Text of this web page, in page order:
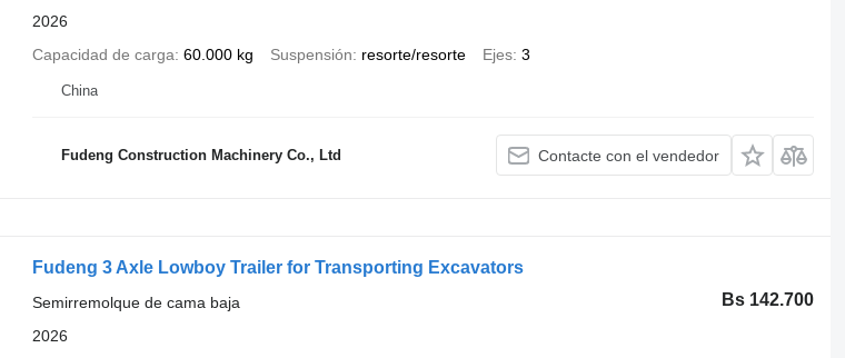
2026
Capacidad de carga 60.000 kg Suspensión resorte/resorte Ejes 3
China
Fudeng Construction Machinery Co., Ltd Contacte con el vendedor
Fudeng 3 Axle Lowboy Trailer for Transporting Excavators
Bs 142.700
Semirremolque de cama baja
2026